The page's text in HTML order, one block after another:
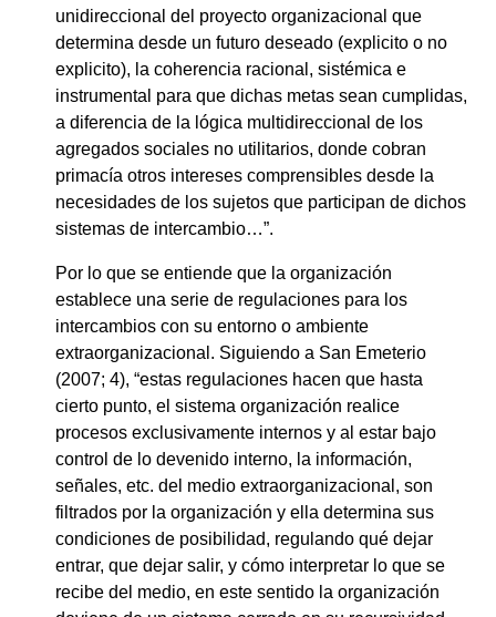
unidireccional del proyecto organizacional que
determina desde un futuro deseado (explicito o no
explicito), la coherencia racional, sistémica e
instrumental para que dichas metas sean cumplidas,
a diferencia de la lógica multidireccional de los
agregados sociales no utilitarios, donde cobran
primacía otros intereses comprensibles desde la
necesidades de los sujetos que participan de dichos
sistemas de intercambio…”.
Por lo que se entiende que la organización
establece una serie de regulaciones para los
intercambios con su entorno o ambiente
extraorganizacional. Siguiendo a San Emeterio
(2007; 4), “estas regulaciones hacen que hasta
cierto punto, el sistema organización realice
procesos exclusivamente internos y al estar bajo
control de lo devenido interno, la información,
señales, etc. del medio extraorganizacional, son
filtrados por la organización y ella determina sus
condiciones de posibilidad, regulando qué dejar
entrar, que dejar salir, y cómo interpretar lo que se
recibe del medio, en este sentido la organización